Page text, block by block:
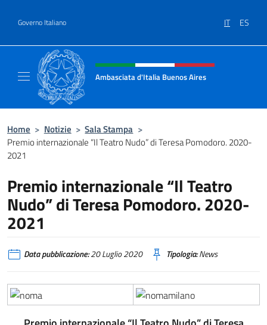
Governo Italiano IT ES
Intestazione sito, social e menù
Ambasciata d'Italia Buenos Aires
Home > Notizie > Sala Stampa >
Premio internazionale “Il Teatro Nudo” di Teresa Pomodoro. 2020-
2021
Premio internazionale “Il Teatro
Nudo” di Teresa Pomodoro. 2020-
2021
Data pubblicazione:20 Luglio 2020 Tipologia:News